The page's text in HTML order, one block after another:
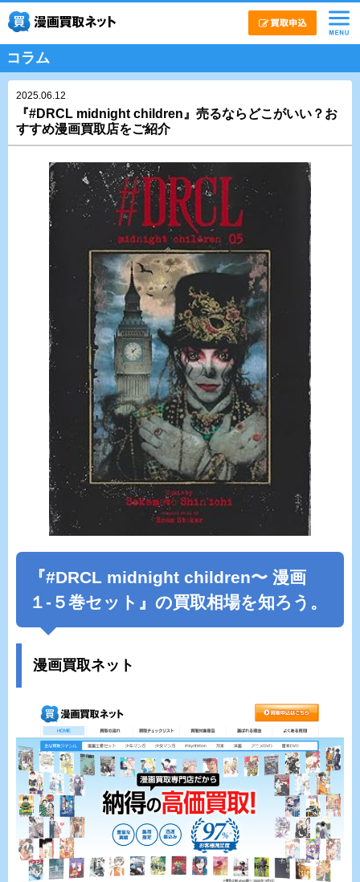
コラム
2025.06.12
『#DRCL midnight children』売るならどこがいい？お
すすめ漫画買取店をご紹介
『#DRCL midnight children〜 漫画
１-５巻セット』の買取相場を知ろう。
漫画買取ネット